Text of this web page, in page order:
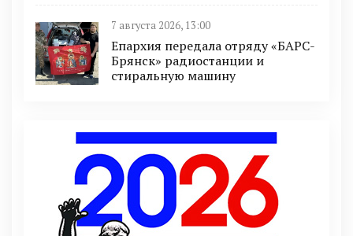
7 августа 2026, 13:00
Епархия передала отряду «БАРС-
Брянск» радиостанции и
стиральную машину